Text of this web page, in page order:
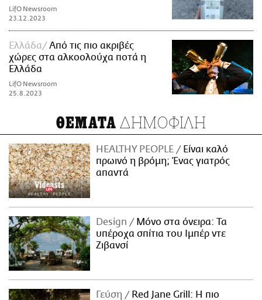
LifO Newsroom
23.12.2023
Ελλάδα
Από τις πιο ακριβές
χώρες στα αλκοολούχα ποτά η
Ελλάδα
LifO Newsroom
25.8.2023
ΘΕΜΑΤΑ ΔΗΜΟΦΙΛΗ
HEALTHY PEOPLE
Είναι καλό
πρωινό η βρόμη; Ένας γιατρός
απαντά
Design
Μόνο στα όνειρα: Τα
υπέροχα σπίτια του Ιμπέρ ντε
Ζιβανσί
Γεύση Red Jane Grill: Η πιο